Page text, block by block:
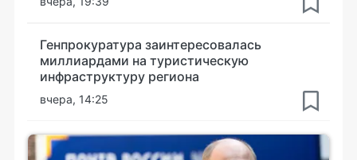
Генпрокуратура заинтересовалась
миллиардами на туристическую
инфраструктуру региона
вчера, 14:25